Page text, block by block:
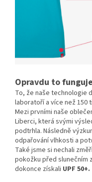
Opravdu to funguje
To, že naše technologie
laboratoří a více než 150
Mezi prvními naše
Liberci, která svými
podtrhla. Následně
odpařování vlhkosti a
Také jsme si nechali
pokožku před slunečním
dokonce získali UPF 50+.